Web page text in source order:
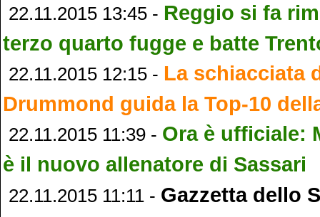
22.11.2015 13:45 - Reggio si fa
terzo quarto fugge e batte
22.11.2015 12:15 - La schiacciata
Drummond guida la Top-10
22.11.2015 11:39 - Ora è ufficiale:
è il nuovo allenatore di Sassari
22.11.2015 11:11 - Gazzetta dello